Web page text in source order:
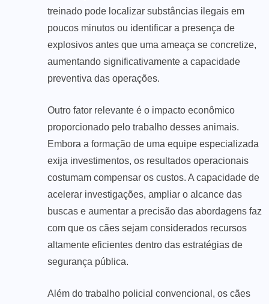
treinado pode localizar substâncias ilegais em
poucos minutos ou identificar a presença de
explosivos antes que uma ameaça se concretize,
aumentando significativamente a capacidade
preventiva das operações.
Outro fator relevante é o impacto econômico
proporcionado pelo trabalho desses animais.
Embora a formação de uma equipe especializada
exija investimentos, os resultados operacionais
costumam compensar os custos. A capacidade de
acelerar investigações, ampliar o alcance das
buscas e aumentar a precisão das abordagens faz
com que os cães sejam considerados recursos
altamente eficientes dentro das estratégias de
segurança pública.
Além do trabalho policial convencional, os cães